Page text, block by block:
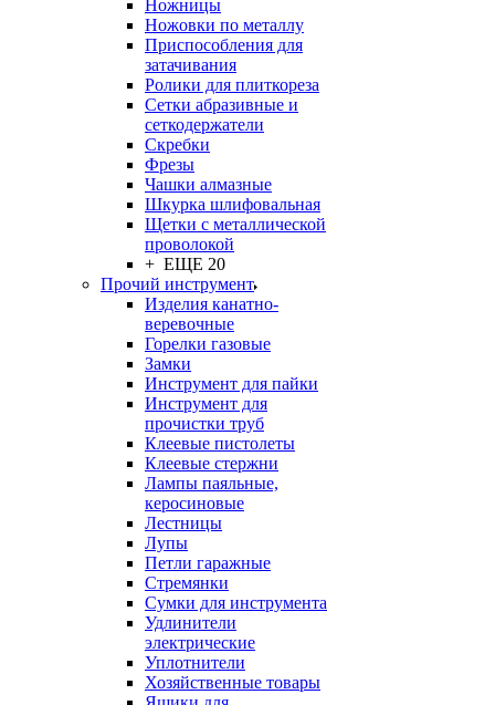
Ножницы
Ножовки по металлу
Приспособления для
затачивания
Ролики для плиткореза
Сетки абразивные и
сеткодержатели
Скребки
Фрезы
Чашки алмазные
Шкурка шлифовальная
Щетки с металлической
проволокой
+ ЕЩЕ 20
Прочий инструмент
Изделия канатно-
веревочные
Горелки газовые
Замки
Инструмент для пайки
Инструмент для
прочистки труб
Клеевые пистолеты
Клеевые стержни
Лампы паяльные,
керосиновые
Лестницы
Лупы
Петли гаражные
Стремянки
Сумки для инструмента
Удлинители
электрические
Уплотнители
Хозяйственные товары